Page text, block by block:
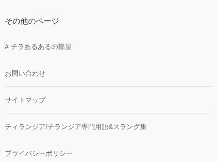
その他のページ
# チラあるあるの部屋
お問い合わせ
サイトマップ
ティランジア/チランジア専門用語&スラング集
プライバシーポリシー